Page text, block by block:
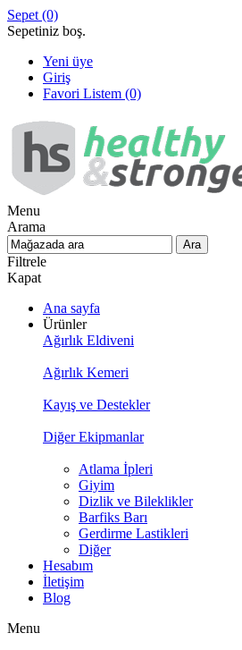
Sepet (0)
Sepetiniz boş.
Yeni üye
Giriş
Favori Listem (0)
Menu
Arama
Filtrele
Kapat
Ana sayfa
Ürünler
Ağırlık Eldiveni
Ağırlık Kemeri
Kayış ve Destekler
Diğer Ekipmanlar
Atlama İpleri
Giyim
Dizlik ve Bileklikler
Barfiks Barı
Gerdirme Lastikleri
Diğer
Hesabım
İletişim
Blog
Menu